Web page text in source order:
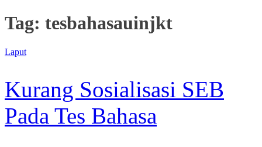
Tag: tesbahasauinjkt
Laput
Kurang Sosialisasi SEB
Pada Tes Bahasa